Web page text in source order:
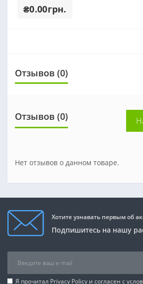
₴0.00грн.
Отзывов (0)
Отзывов (0)
Нет отзывов о данном товаре.
Хотите узнавать первым об
Подпишитесь на нашу
Я прочитал Privacy Policy и согласен с